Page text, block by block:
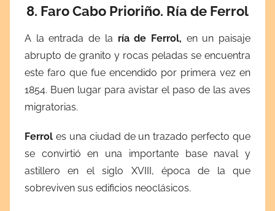
8. Faro Cabo Prioriño. Ría de Ferrol
A la entrada de la ría de Ferrol, en un paisaje
abrupto de granito y rocas peladas se encuentra
este faro que fue encendido por primera vez en
1854. Buen lugar para avistar el paso de las aves
migratorias.
Ferrol es una ciudad de un trazado perfecto que
se convirtió en una importante base naval y
astillero en el siglo XVIII, época de la que
sobreviven sus edificios neoclásicos.